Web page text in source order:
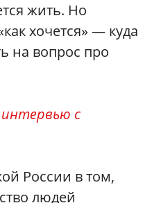
жить. Но
хочется» — куда
на вопрос про
интервью с
России в том,
людей